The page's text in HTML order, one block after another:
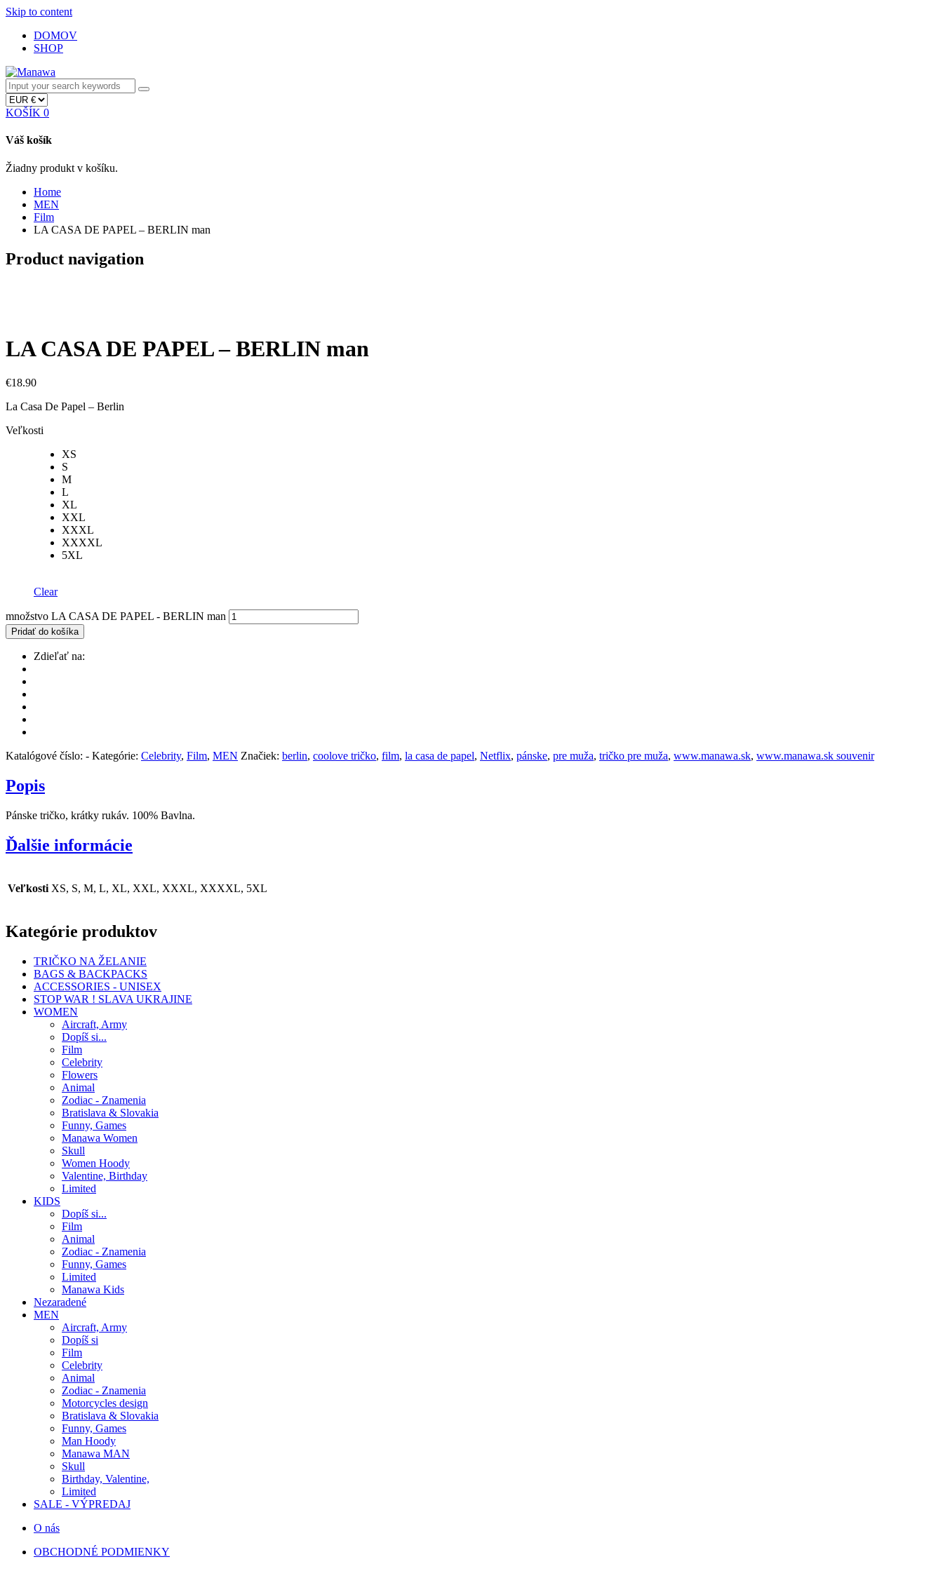
Skip to content
DOMOV
SHOP
KOŠÍK 0
Váš košík
Žiadny produkt v košíku.
Home
MEN
Film
LA CASA DE PAPEL – BERLIN man
Product navigation
LA CASA DE PAPEL – BERLIN man
€18.90
La Casa De Papel – Berlin
Veľkosti
XS
S
M
L
XL
XXL
XXXL
XXXXL
5XL
Clear
množstvo LA CASA DE PAPEL - BERLIN man
Pridať do košíka
Zdieľať na:
Katalógové číslo: - Kategórie: Celebrity, Film, MEN Značiek: berlin, coolove tričko, film, la casa de papel, Netflix, pánske, pre muža, tričko pre muža, www.manawa.sk, www.manawa.sk souvenir
Popis
Pánske tričko, krátky rukáv. 100% Bavlna.
Ďalšie informácie
Veľkosti XS, S, M, L, XL, XXL, XXXL, XXXXL, 5XL
Kategórie produktov
TRIČKO NA ŽELANIE
BAGS & BACKPACKS
ACCESSORIES - UNISEX
STOP WAR ! SLAVA UKRAJINE
WOMEN
Aircraft, Army
Dopíš si...
Film
Celebrity
Flowers
Animal
Zodiac - Znamenia
Bratislava & Slovakia
Funny, Games
Manawa Women
Skull
Women Hoody
Valentine, Birthday
Limited
KIDS
Dopíš si...
Film
Animal
Zodiac - Znamenia
Funny, Games
Limited
Manawa Kids
Nezaradené
MEN
Aircraft, Army
Dopíš si
Film
Celebrity
Animal
Zodiac - Znamenia
Motorcycles design
Bratislava & Slovakia
Funny, Games
Man Hoody
Manawa MAN
Skull
Birthday, Valentine,
Limited
SALE - VÝPREDAJ
O nás
OBCHODNÉ PODMIENKY